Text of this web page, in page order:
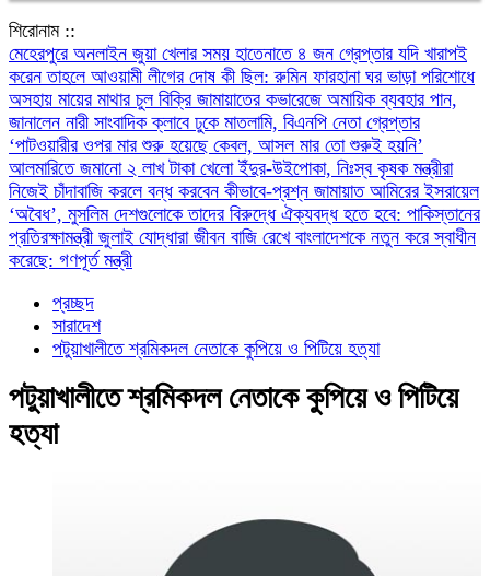
শিরোনাম ::
মেহেরপুরে অনলাইন জুয়া খেলার সময় হাতেনাতে ৪ জন গ্রেপ্তার যদি খারাপই
করেন তাহলে আওয়ামী লীগের দোষ কী ছিল: রুমিন ফারহানা ঘর ভাড়া পরিশোধে
অসহায় মায়ের মাথার চুল বিক্রি জামায়াতের কভারেজে অমায়িক ব্যবহার পান,
জানালেন নারী সাংবাদিকক্লাবে ঢুকে মাতলামি, বিএনপি নেতা গ্রেপ্তার
‘পাটওয়ারীর ওপর মার শুরু হয়েছে কেবল, আসল মার তো শুরুই হয়নি’
আলমারিতে জমানো ২ লাখ টাকা খেলো ইঁদুর-উইপোকা, নিঃস্ব কৃষক মন্ত্রীরা
নিজেই চাঁদাবাজি করলে বন্ধ করবেন কীভাবে-প্রশ্ন জামায়াত আমিরেরইসরায়েল
‘অবৈধ’, মুসলিম দেশগুলোকে তাদের বিরুদ্ধে ঐক্যবদ্ধ হতে হবে: পাকিস্তানের
প্রতিরক্ষামন্ত্রী জুলাই যোদ্ধারা জীবন বাজি রেখে বাংলাদেশকে নতুন করে স্বাধীন
করেছে: গণপূর্ত মন্ত্রী
প্রচ্ছদ
সারাদেশ
পটুয়াখালীতে শ্রমিকদল নেতাকে কুপিয়ে ও পিটিয়ে হত্যা
পটুয়াখালীতে শ্রমিকদল নেতাকে কুপিয়ে ও পিটিয়ে
হত্যা